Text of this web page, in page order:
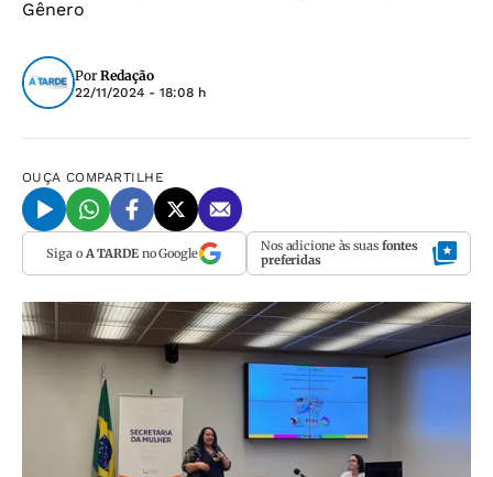
Gênero
Por Redação
22/11/2024 - 18:08 h
OUÇA COMPARTILHE
Siga o A TARDEno Google Nos adicione às suas fontes
preferidas